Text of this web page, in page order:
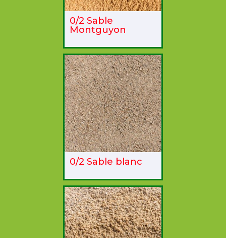
0/2 Sable
Montguyon
0/2 Sable blanc